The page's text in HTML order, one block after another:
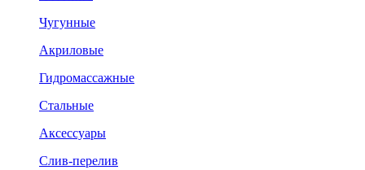
Чугунные
Акриловые
Гидромассажные
Стальные
Аксессуары
Слив-перелив